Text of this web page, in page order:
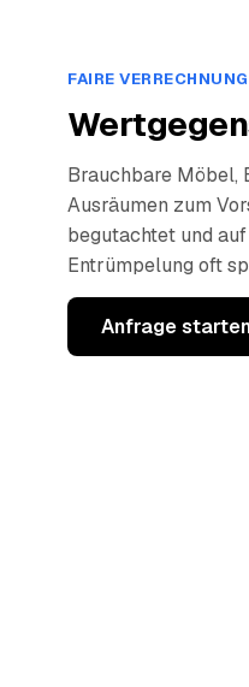
FAIRE VERRECHNUNG
Brauchbare Möbel,
Ausräumen zum
begutachtet und
Entrümpelung oft
Anfrage